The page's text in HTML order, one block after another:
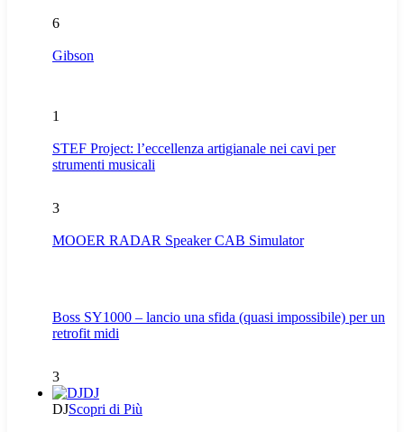
6
Gibson
1
STEF Project: l’eccellenza artigianale nei cavi per
strumenti musicali
3
MOOER RADAR Speaker CAB Simulator
Boss SY1000 – lancio una sfida (quasi impossibile) per un
retrofit midi
3
DJ
DJScopri di Più